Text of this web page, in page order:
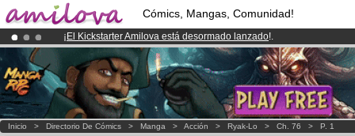
Cómics, Mangas, Comunidad!
¡ El Kickstarter Amilova está desormado lanzado!.
¡Conviertete en Premium por3.95 eurosal mes!Hazte Premium ya
¡Ya tenemos 134393miembrosy 1208 Cómics y Mangas!.
Inicio > Directorio De Cómics > Manga > Acción > Ryak-Lo > Ch. 76 > P. 1